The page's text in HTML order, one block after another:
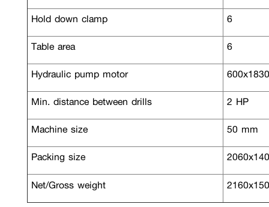
Hold down clamp
6
Table area
6
Hydraulic pump motor
Min. distance between drills
2 HP
Machine size
50 mm
Packing size
Net/Gross weight